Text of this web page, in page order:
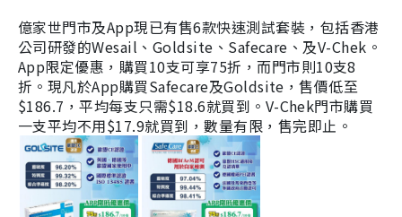
億家世門市及App現已有售6款快速測試套裝，包括香港
公司研發的Wesail、Goldsite、Safecare、及V-Chek。
App限定優惠，購買10支可享75折，而門市則10支8
折。現凡於App購買Safecare及Goldsite，售價低至
$186.7，平均每支只需$18.6就買到。V-Chek門市購買
一支平均不用$17.9就買到，數量有限，售完即止。